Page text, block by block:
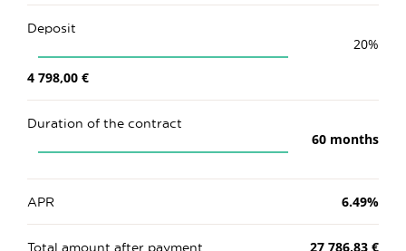
Deposit
20%
4 798,00 €
Duration of the contract
60 months
APR 6.49%
Total amount after payment 27 786,83 €